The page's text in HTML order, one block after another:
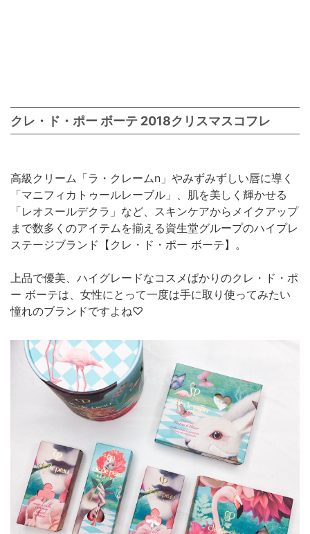
クレ・ド・ポー ボーテ 2018クリスマスコフレ
高級クリーム「ラ・クレームn」やみずみずしい唇に導く
「マニフィカトゥールレーブル」、肌を美しく輝かせる
「レオスールデクラ」など、スキンケアからメイクアップ
まで数多くのアイテムを揃える資生堂グループのハイプレ
ステージブランド【クレ・ド・ポー ボーテ】。
上品で優美、ハイグレードなコスメばかりのクレ・ド・ポ
ー ボーテは、女性にとって一度は手に取り使ってみたい
憧れのブランドですよね♡